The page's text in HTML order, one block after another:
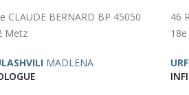
CLAUDE BERNARD BP 45050
Metz
46
MADLENA